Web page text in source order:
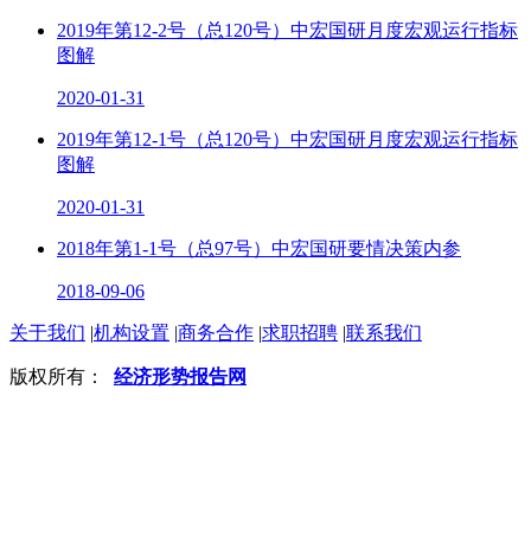
2019年第12-2号（总120号）中宏国研月度宏观运行指标
图解
2020-01-31
2019年第12-1号（总120号）中宏国研月度宏观运行指标
图解
2020-01-31
2018年第1-1号（总97号）中宏国研要情决策内参
2018-09-06
关于我们 |机构设置 |商务合作 |求职招聘 |联系我们
版权所有： 经济形势报告网